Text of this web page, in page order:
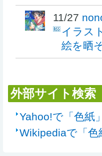
11/27
イラス
絵を晒
外部サイト検索
Yahoo!で「色紙
Wikipediaで「色